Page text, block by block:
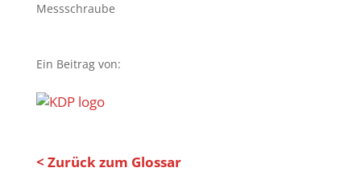
Messschraube
Ein Beitrag von:
< Zurück zum Glossar